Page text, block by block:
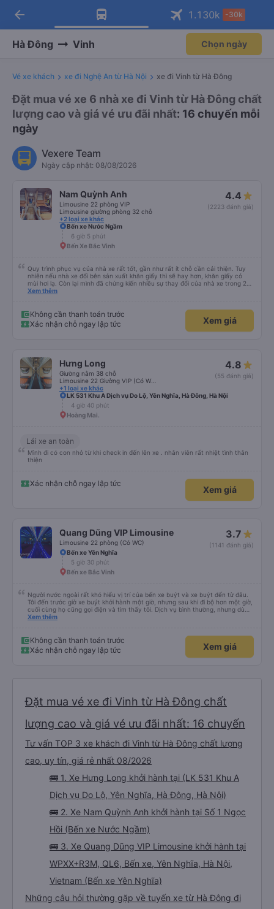
Tải app Vexere ngay!
Nhận ưu đãi thành viên độc
Mở app
Tải app Vexere
-30k/ghế khi đặt vé máy bay qua
Mở app
arrow_back 1.130k -30k
Hà Đông Vinh Chọn ngày
Vé xe khách xe đi Nghệ An từ Hà Nội xe đi Vinh từ Hà Đông
Đặt mua vé xe 6 nhà xe đi Vinh từ Hà Đông chất
lượng cao và giá vé ưu đãi nhất: 16 chuyến mỗi
ngày
Vexere Team
Ngày cập nhật: 08/08/2026
Nam Quỳnh Anh
Limousine 22 phòng VIP
Limousine giường phòng 32 chỗ
+2 loại xe khác
4.4
(2223 đánh giá)
Bến xe Nước Ngầm
6 giờ 5 phút
Bến Xe Bắc Vinh
Quy trình phục vụ của nhà xe rất tốt, gần như rất ít chỗ cần cải thiện. Tuy
nhiên nếu nhà xe đổi bên sản xuất khăn giấy thì sẽ hay hơn, khăn giấy có
mùi hơi lạ. Còn lại mình đã chứng kiến nhiều sự thay đổi của nhà xe trong 2
tháng vừa rồi: tài xế và phụ xe ngày càng thân thiện, quy trình phục vụ rõ
Xem thêm
Không cần thanh toán trước
Xác nhận chỗ ngay lập tức
Xem giá
Hưng Long
Giường nằm 38 chỗ
+1 loại xe khác
4.8
(55 đánh giá)
LK 531 Khu A Dịch vụ Do Lộ, Yên Nghĩa, Hà Đông, Hà Nội
4 giờ 40 phút
Hoàng Mai.
Lái xe an toàn
Mình đi có con nhỏ từ khi check in đến lên xe . nhân viên rất nhiệt tình thân
thiện
Xác nhận chỗ ngay lập tức
Xem giá
Quang Dũng VIP Limousine
Limousine 22 phòng (Có WC)
3.7
(1141 đánh giá)
Bến xe Yên Nghĩa
5 giờ 30 phút
Bến xe Bắc Vinh
Người nước ngoài rất khó hiểu vị trí của bến xe buýt và xe buýt đến từ đâu.
Tôi đến trước giờ xe buýt khởi hành một giờ, nhưng sau khi đi bộ hơn một giờ,
cuối cùng họ cũng gọi điện và tìm thấy tôi. Dịch vụ bình thường, nhưng dù
sao thì tôi ngủ ngon hơn ở khách sạn vì tôi rất thoải mái. Sẽ tuyệt hơn nếu
Xem thêm
Không cần thanh toán trước
Xác nhận chỗ ngay lập tức
Xem giá
Đặt mua vé xe đi Vinh từ Hà Đông chất
lượng cao và giá vé ưu đãi nhất: 16 chuyến
Tư vấn TOP 3 xe khách đi Vinh từ Hà Đông chất lượng
cao, uy tín, giá rẻ nhất 08/2026
🚌 1. Xe Hưng Long khởi hành tại (LK 531 Khu A
Dịch vụ Do Lộ, Yên Nghĩa, Hà Đông, Hà Nội)
🚌 2. Xe Nam Quỳnh Anh khởi hành tại Số 1 Ngọc
Hồi (Bến xe Nước Ngầm)
🚌 3. Xe Quang Dũng VIP Limousine khởi hành tại
WPXX+R3M, QL6, Bến xe, Yên Nghĩa, Hà Nội,
Vietnam (Bến xe Yên Nghĩa)
Những câu hỏi thường gặp về tuyến xe từ Hà Đông đi